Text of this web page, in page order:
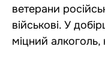
ветерани
військові. У
міцний алкоголь,